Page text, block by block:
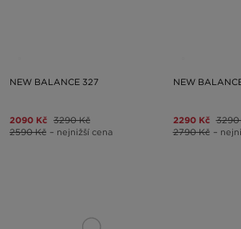
NEW BALANCE 327
2090 Kč 3290 Kč
2590 Kč – nejnižší cena
NEW
2290 Kč 3290
2790 Kč –